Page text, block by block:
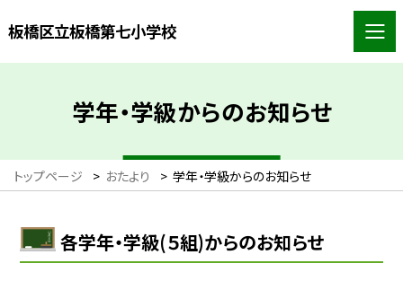
板橋区立板橋第七小学校
学年・学級からのお知らせ
トップページ > おたより > 学年・学級からのお知らせ
各学年・学級(５組)からのお知らせ